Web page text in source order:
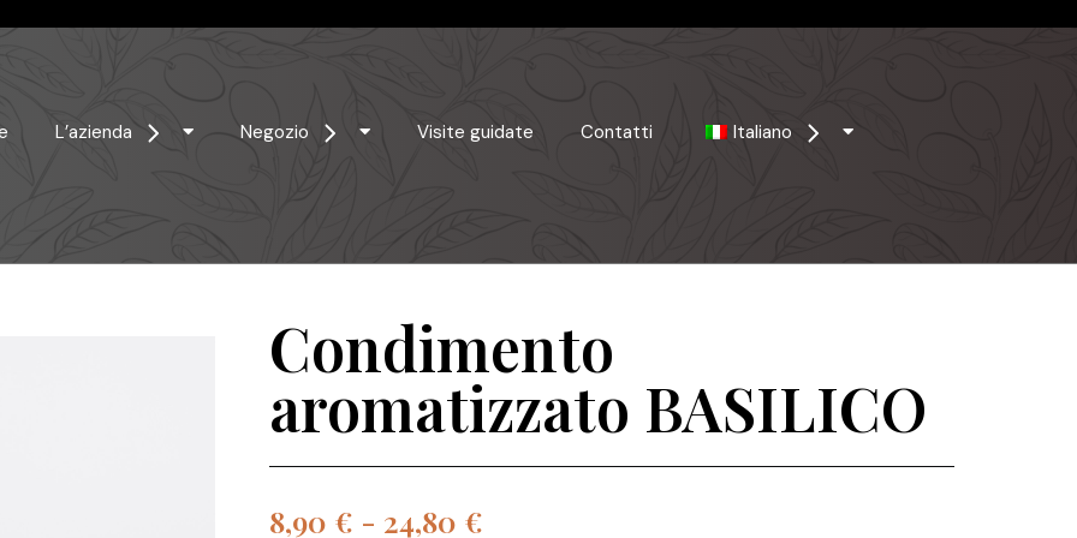
L’azienda Negozio Visite guidate Contatti Italiano
Condimento
aromatizzato BASILICO
8,90 € - 24,80 €